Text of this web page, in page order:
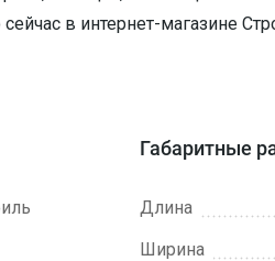
в интернет-магазине
Габаритные
Длина
Ширина